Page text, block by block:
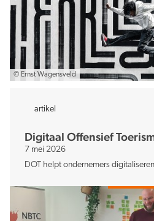
© Ernst Wagensveld
artikel
Digitaal Offensief
7 mei 2026
DOT helpt ondernemers